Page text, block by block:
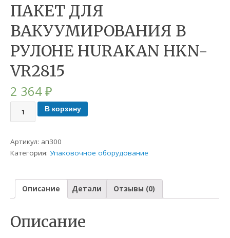
ПАКЕТ ДЛЯ
ВАКУУМИРОВАНИЯ В
РУЛОНЕ HURAKAN HKN-
VR2815
2 364₽
В корзину
Артикул: ап300
Категория:Упаковочное оборудование
Описание Детали Отзывы (0)
Описание